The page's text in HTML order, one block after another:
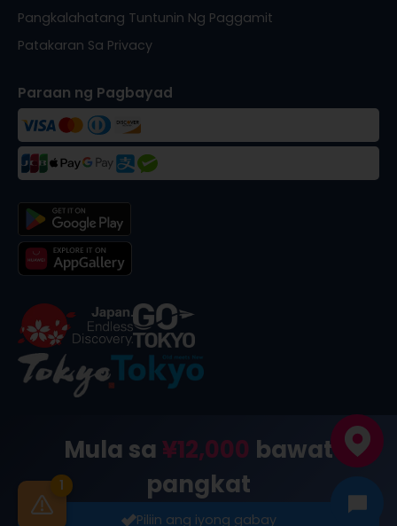
Mula sa ¥12,000 bawat
pangkat
Piliin ang iyong gabay
1
Pangkalahatang Tuntunin Ng Paggamit
Patakaran Sa Privacy
Paraan ng Pagbayad
. メード・イン・ト